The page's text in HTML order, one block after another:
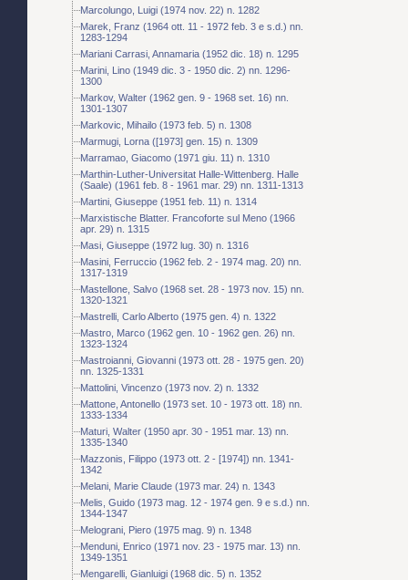
Marcolungo, Luigi (1974 nov. 22) n. 1282
Marek, Franz (1964 ott. 11 - 1972 feb. 3 e s.d.) nn.
1283-1294
Mariani Carrasi, Annamaria (1952 dic. 18) n. 1295
Marini, Lino (1949 dic. 3 - 1950 dic. 2) nn. 1296-
1300
Markov, Walter (1962 gen. 9 - 1968 set. 16) nn.
1301-1307
Markovic, Mihailo (1973 feb. 5) n. 1308
Marmugi, Lorna ([1973] gen. 15) n. 1309
Marramao, Giacomo (1971 giu. 11) n. 1310
Marthin-Luther-Universitat Halle-Wittenberg. Halle
(Saale) (1961 feb. 8 - 1961 mar. 29) nn. 1311-1313
Martini, Giuseppe (1951 feb. 11) n. 1314
Marxistische Blatter. Francoforte sul Meno (1966
apr. 29) n. 1315
Masi, Giuseppe (1972 lug. 30) n. 1316
Masini, Ferruccio (1962 feb. 2 - 1974 mag. 20) nn.
1317-1319
Mastellone, Salvo (1968 set. 28 - 1973 nov. 15) nn.
1320-1321
Mastrelli, Carlo Alberto (1975 gen. 4) n. 1322
Mastro, Marco (1962 gen. 10 - 1962 gen. 26) nn.
1323-1324
Mastroianni, Giovanni (1973 ott. 28 - 1975 gen. 20)
nn. 1325-1331
Mattolini, Vincenzo (1973 nov. 2) n. 1332
Mattone, Antonello (1973 set. 10 - 1973 ott. 18) nn.
1333-1334
Maturi, Walter (1950 apr. 30 - 1951 mar. 13) nn.
1335-1340
Mazzonis, Filippo (1973 ott. 2 - [1974]) nn. 1341-
1342
Melani, Marie Claude (1973 mar. 24) n. 1343
Melis, Guido (1973 mag. 12 - 1974 gen. 9 e s.d.) nn.
1344-1347
Melograni, Piero (1975 mag. 9) n. 1348
Menduni, Enrico (1971 nov. 23 - 1975 mar. 13) nn.
1349-1351
Mengarelli, Gianluigi (1968 dic. 5) n. 1352